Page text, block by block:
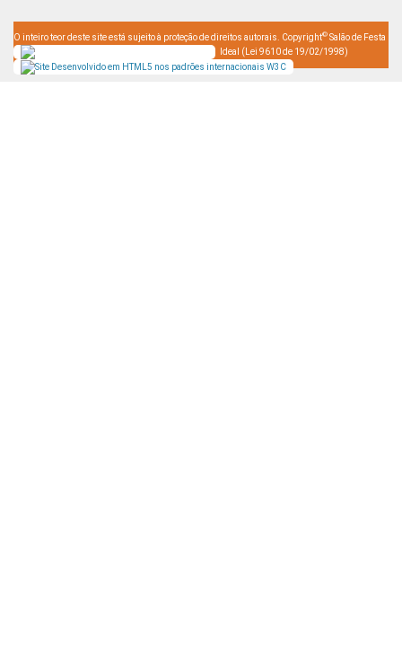
O inteiro teor deste site está sujeito à proteção de direitos autorais. Copyright© Salão de Festa
Ideal (Lei 9610 de 19/02/1998)